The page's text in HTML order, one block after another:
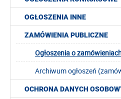
OGŁOSZENIA INNE
ZAMÓWIENIA PUBLICZNE
Ogłoszenia o
Archiwum ogłoszeń
OCHRONA DANYCH